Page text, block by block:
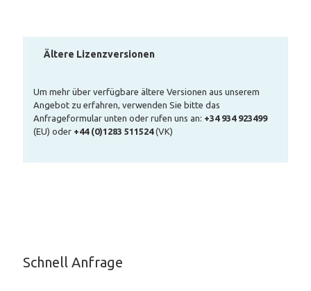
Ältere Lizenzversionen
Um mehr über verfügbare ältere Versionen aus unserem
Angebot zu erfahren, verwenden Sie bitte das
Anfrageformular unten oder rufen uns an: +34 934 923499
(EU) oder +44 (0)1283 511524(VK)
Schnell Anfrage